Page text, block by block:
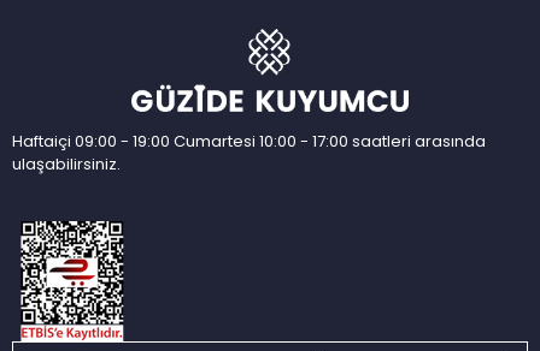
Haftaiçi 09:00 - 19:00 Cumartesi 10:00 - 17:00 saatleri arasında
ulaşabilirsiniz.